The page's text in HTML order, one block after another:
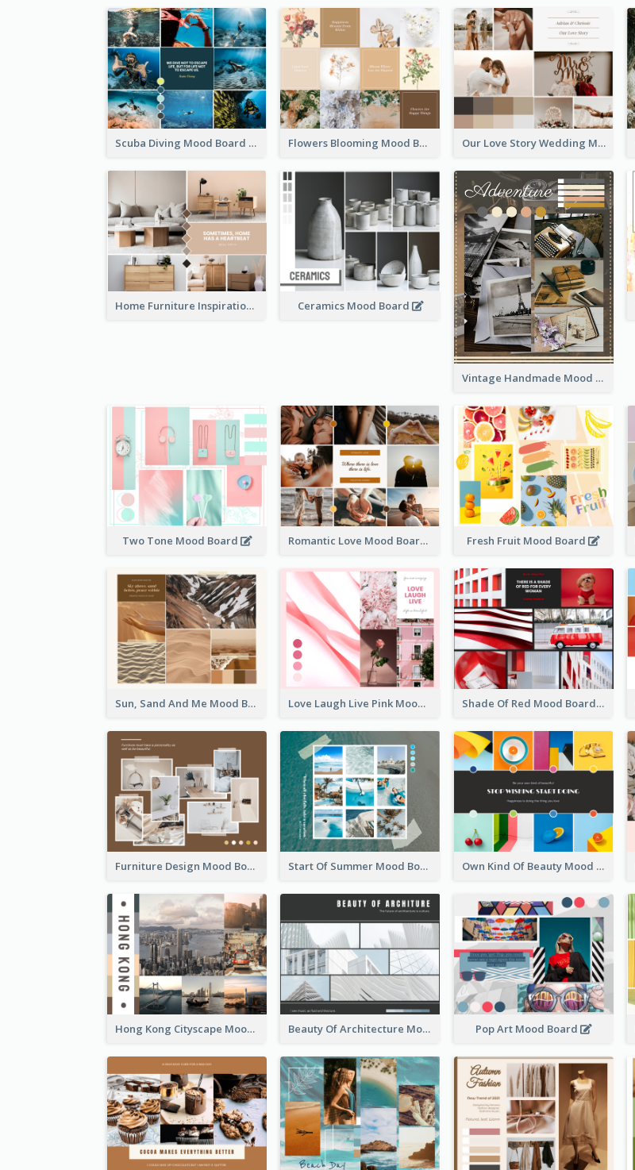
Scuba Diving Mood Board Flowers Blooming Mood Board Our Love Story Wedding Mood Board
Home Furniture Inspiration Mood Board Ceramics Mood Board
Vintage Handmade Mood Board
Two Tone Mood Board Romantic Love Mood Board Fresh Fruit Mood Board
Sun, Sand And Me Mood Board Love Laugh Live Pink Mood Board Shade Of Red Mood Board
Furniture Design Mood Board Start Of Summer Mood Board Own Kind Of Beauty Mood Board
Hong Kong Cityscape Mood Board Beauty Of Architecture Mood Board Pop Art Mood Board